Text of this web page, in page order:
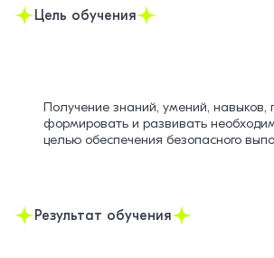
Цель обучения
Получение знаний, умений,
формировать и развивать
целью обеспечения безопасного
Результат обучения